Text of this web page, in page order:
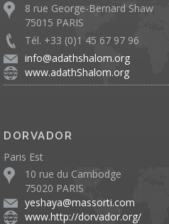
8 rue George-Bernard Shaw
75015 PARIS
Tél. +33 (0)1 45 67 97 96
info@adathshalom.org
www.adathShalom.org
DORVADOR
Paris Est
10 rue du Cambodge
75020 PARIS
yeshaya@massorti.com
www.http://dorvador.org/